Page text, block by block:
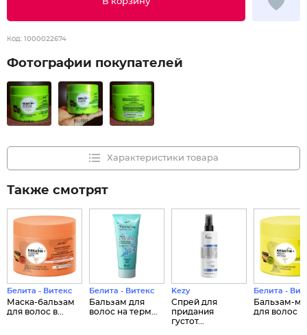
Код: 1000022674
Фотографии покупателей
Характеристики товара
Также смотрят
Белита - Витекс
Маска-бальзам
для волос в...
Белита - Витекс
Бальзам для
волос на терм...
Kezy
Спрей для
придания
густот...
Белита -
Бальзам-
для волос